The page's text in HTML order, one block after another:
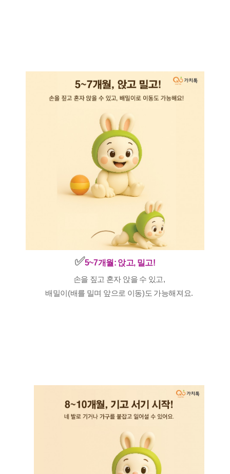
✅️5~7개월: 앉고, 밀고!
손을 짚고 혼자 앉을 수 있고,
배밀이(배를 밀며 앞으로 이동)도 가능해져요.